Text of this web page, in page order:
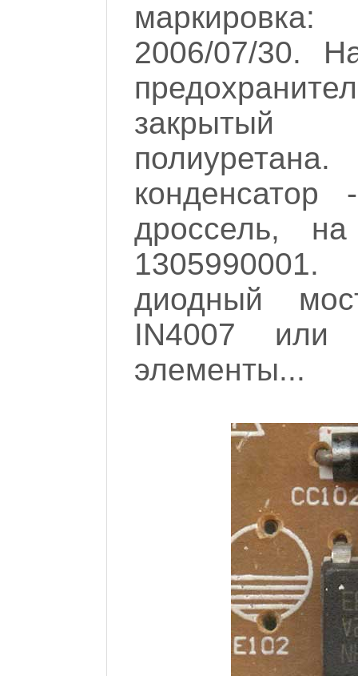
2006/07/30.
дроссель,
диодный
IN4007 или
элементы...